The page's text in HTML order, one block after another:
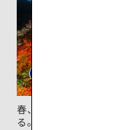
春、夏、秋の年3回、
る。